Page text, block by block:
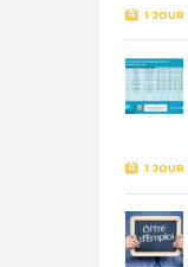
1 JOUR
1 JOUR